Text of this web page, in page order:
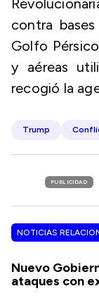
contra
Golfo
y aéreas
recogió la
Trump
PUBLICIDAD
NOTICIAS
Nuevo
ataques con